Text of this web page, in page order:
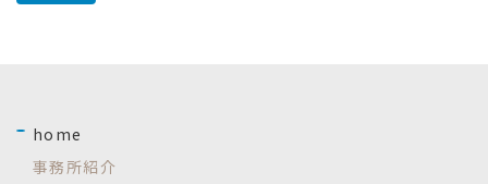
home
事務所紹介